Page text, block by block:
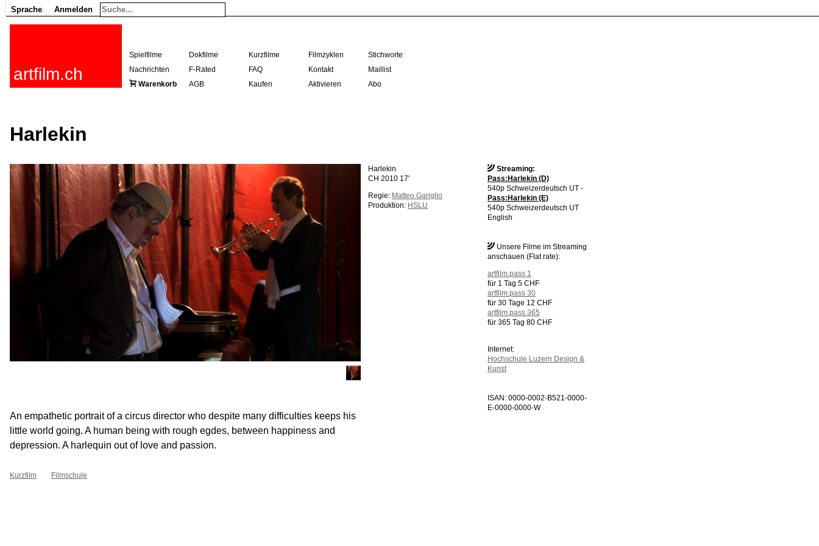
Sprache Anmelden
artfilm.ch
Spielfilme Dokfilme Kurzfilme Filmzyklen
Stichworte
Nachrichten
F-Rated FAQ Kontakt
Maillist
Warenkorb
AGB Kaufen Aktivieren Abo
Harlekin
Streaming:
Pass:Harlekin (D)
540p Schweizerdeutsch UT -
Pass:Harlekin (E)
540p Schweizerdeutsch UT
English
Unsere Filme im Streaming
anschauen (Flat rate):
artfilm.pass 1
für 1 Tag 5 CHF
artfilm.pass 30
für 30 Tage 12 CHF
artfilm.pass 365
für 365 Tag 80 CHF
Internet:
Hochschule Luzern Design &
Kunst
ISAN: 0000-0002-B521-0000-
E-0000-0000-W
Harlekin
CH 2010 17'
Regie: Matteo Gariglio
Produktion: HSLU
An empathetic portrait of a circus director who despite many difficulties keeps his
little world going. A human being with rough egdes, between happiness and
depression. A harlequin out of love and passion.
Kurzfilm Filmschule
216.73.216.4